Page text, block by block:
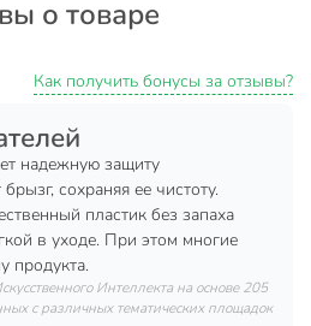
жидкость. Крышка
простотой в уходе.
можно легко удалить,
моющими средствами.
крышки способствует наличие
Россия
о товаре
Как получить бонусы за отзывы?
надежную защиту
сохраняя ее чистоту.
пластик без запаха
в уходе. При этом многие
продукта.
Интеллекта на основе 205
с различных тематических площадок